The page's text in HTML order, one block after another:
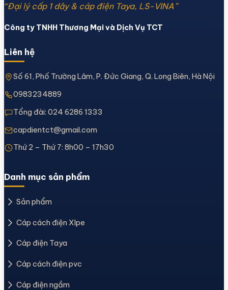
“Đại lý cấp 1 dây & cáp điện Taya, LS-VINA”
Công ty TNHH Thương Mại và Dịch Vụ TCT
Liên hệ
Số 61, Phố Trường Lâm, P. Đức Giang, Q. Long Biên, Hà Nội
0983234889
Tổng đài: 024 6286 1333
capdientct@gmail.com
Thứ 2 – Thứ 7: 8h00 – 17h30
Danh mục sản phẩm
Sản phẩm
Cáp cách điện Xlpe
Cáp điện Taya
Cáp cách điện pvc
Cáp điện ngầm